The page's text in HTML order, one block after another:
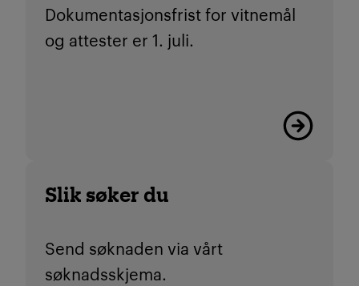
Dokumentasjonsfrist for vitnemål
og attester er 1. juli.
Viktige
Slik søker du
Send søknaden via vårt
søknadsskjema.